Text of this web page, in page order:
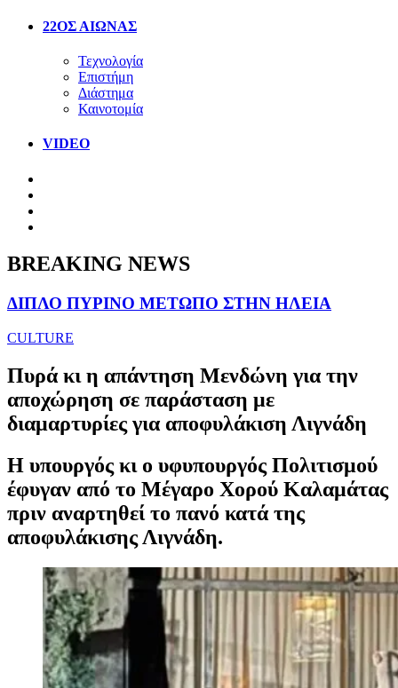
22ΟΣ ΑΙΩΝΑΣ
Τεχνολογία
Επιστήμη
Διάστημα
Καινοτομία
VIDEO
BREAKING NEWS
ΔΙΠΛΟ ΠΥΡΙΝΟ ΜΕΤΩΠΟ ΣΤΗΝ ΗΛΕΙΑ
CULTURE
Πυρά κι η απάντηση Μενδώνη για την
αποχώρηση σε παράσταση με
διαμαρτυρίες για αποφυλάκιση Λιγνάδη
Η υπουργός κι ο υφυπουργός Πολιτισμού
έφυγαν από το Μέγαρο Χορού Καλαμάτας
πριν αναρτηθεί το πανό κατά της
αποφυλάκισης Λιγνάδη.